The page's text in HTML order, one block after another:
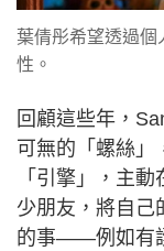
葉倩彤希望透過
性。
回顧這些年，
可無的「螺絲」
「引擎」，主
少朋友，將自己
的事——例如有